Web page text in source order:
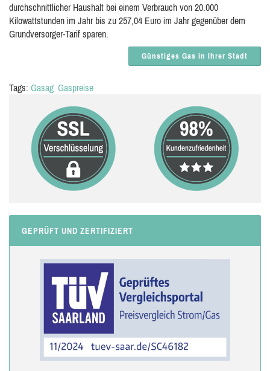
durchschnittlicher Haushalt bei einem Verbrauch von 20.000
Kilowattstunden im Jahr bis zu 257,04 Euro im Jahr gegenüber dem
Grundversorger-Tarif sparen.
Günstiges Gas in Ihrer Stadt
Tags: Gasag Gaspreise
GEPRÜFT UND ZERTIFIZIERT